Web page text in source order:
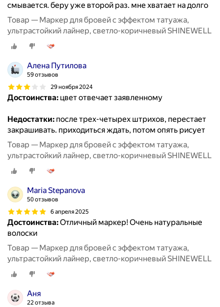
смывается. беру уже второй раз. мне хватает на долго
Товар — Маркер для бровей с эффектом татуажа,
ультрастойкий лайнер, светло-коричневый SHINEWELL
Алена Путилова
59 отзывов
29 ноября 2024
Достоинства: цвет отвечает заявленному
Недостатки: после трех-четырех штрихов, перестает
закрашивать. приходиться ждать, потом опять рисует
Товар — Маркер для бровей с эффектом татуажа,
ультрастойкий лайнер, светло-коричневый SHINEWELL
Maria Stepanova
50 отзывов
6 апреля 2025
Достоинства:Отличный маркер! Очень натуральные
волоски
Товар — Маркер для бровей с эффектом татуажа,
ультрастойкий лайнер, светло-коричневый SHINEWELL
Аня
22 отзыва